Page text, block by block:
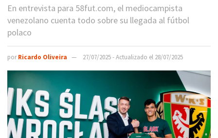
En entrevista para 58fut.com, el mediocampista
venezolano cuenta todo sobre su llegada al fútbol
polaco
por Ricardo Oliveira 27/07/2025 - Actualizado el 28/07/2025